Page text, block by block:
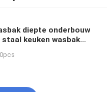
diepte onderbouw
keuken wasbak
en moderne stijl